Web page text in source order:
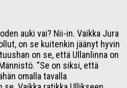
auki vai? Nii-in. Vaikka Jura
on se kuitenkin jäänyt hyvin
on se, että Ullanlinna on
”Se on siksi, että
omalla tavalla